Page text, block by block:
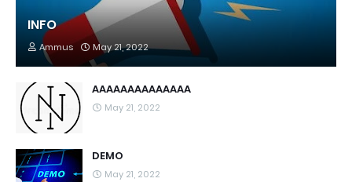
INFO
Ammus May 21, 2022
AAAAAAAAAAAAAA
May 21, 2022
DEMO
May 21, 2022